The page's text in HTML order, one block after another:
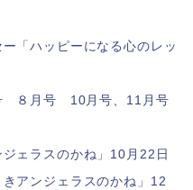
「ハッピーになる心のレッ
８月号 10月号、11月号
ジェラスのかね」10月22日
きアンジェラスのかね」12